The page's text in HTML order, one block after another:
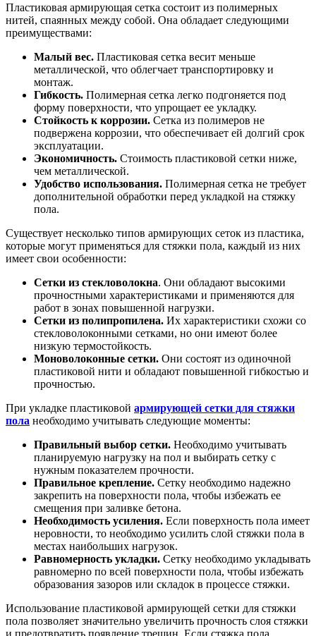
Пластиковая армирующая сетка состоит из полимерных
нитей, спаянных между собой. Она обладает следующими
преимуществами:
Малый вес. Пластиковая сетка весит меньше
металлической, что облегчает транспортировку и
монтаж.
Гибкость. Полимерная сетка легко подгоняется под
форму поверхности, что упрощает ее укладку.
Стойкость к коррозии. Сетка из полимеров не
подвержена коррозии, что обеспечивает ей долгий срок
эксплуатации.
Экономичность. Стоимость пластиковой сетки ниже,
чем металлической.
Удобство использования. Полимерная сетка не требует
дополнительной обработки перед укладкой на стяжку
пола.
Существует несколько типов армирующих сеток из пластика,
которые могут применяться для стяжки пола, каждый из них
имеет свои особенности:
Сетки из стекловолокна. Они обладают высокими
прочностными характеристиками и применяются для
работ в зонах повышенной нагрузки.
Сетки из полипропилена. Их характеристики схожи со
стекловолоконными сетками, но они имеют более
низкую термостойкость.
Моноволоконные сетки. Они состоят из одиночной
пластиковой нити и обладают повышенной гибкостью и
прочностью.
При укладке пластиковой армирующей сетки для стяжки
пола необходимо учитывать следующие моменты:
Правильный выбор сетки. Необходимо учитывать
планируемую нагрузку на пол и выбирать сетку с
нужным показателем прочности.
Правильное крепление. Сетку необходимо надежно
закрепить на поверхности пола, чтобы избежать ее
смещения при заливке бетона.
Необходимость усиления. Если поверхность пола имеет
неровности, то необходимо усилить слой стяжки пола в
местах наибольших нагрузок.
Равномерность укладки. Сетку необходимо укладывать
равномерно по всей поверхности пола, чтобы избежать
образования зазоров или складок в процессе стяжки.
Использование пластиковой армирующей сетки для стяжки
пола позволяет значительно увеличить прочность слоя стяжки
и предотвратить появление трещин. Если стяжка пола